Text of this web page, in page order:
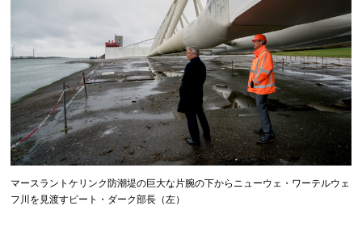
マースラントケリンク防潮堤の巨大な片腕の下からニューウェ・ワーテルウェ
フ川を見渡すピート・ダーク部長（左）